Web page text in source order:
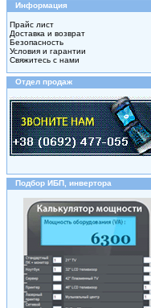
Информация
Прайс лист
Доставка и возврат
Безопасность
Условия и гарантии
Свяжитесь с нами
Отдел продаж
Подбор ИБП, инвертора